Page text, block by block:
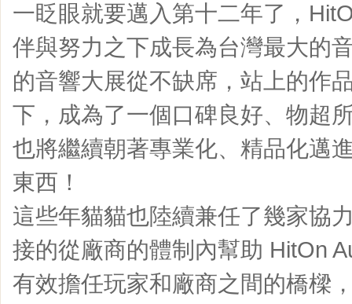
一眨眼就要邁入第十二年了，
伴與努力之下成長為台灣最大的
的音響大展從不缺席，站上的作
下，成為了一個口碑良好、物超
也將繼續朝著專業化、精品化邁
東西！
這些年貓貓也陸續兼任了幾家協
接的從廠商的體制內幫助 HitOn
有效擔任玩家和廠商之間的橋樑